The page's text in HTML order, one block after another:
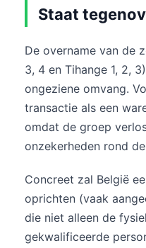
Staat
De overname van de
3, 4 en Tihange 1, 2,
ongeziene omvang.
transactie als een
omdat de groep
onzekerheden rond
Concreet zal België
oprichten (vaak
die niet alleen de
gekwalificeerde